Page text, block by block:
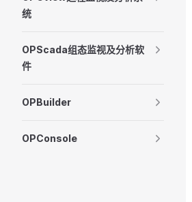
统
OPScada组态监视及分析软
件
OPBuilder
OPConsole